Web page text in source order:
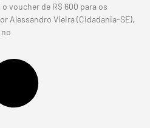
voucher de R$ 600 para os
Alessandro Vieira (Cidadania-SE),